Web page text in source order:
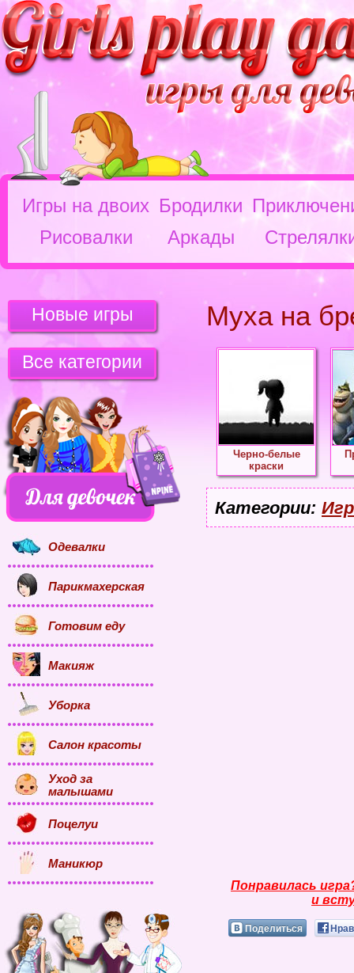
Игры на двоих Бродилки
Рисовалки
Аркады
Муха на
Черно-белые
краски
Категории:
Понравилась
и
Поделиться
Новые игры
Все категории
Одевалки
Парикмахерская
Готовим еду
Макияж
Уборка
Салон красоты
Уход за
малышами
Поцелуи
Маникюр